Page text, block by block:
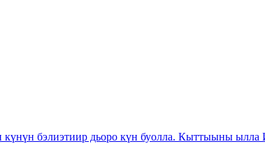
бэлиэтиир дьоро күн буолла. Кыттыыны ылла